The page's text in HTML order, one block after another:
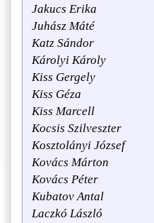
Jakucs Erika
Juhász Máté
Katz Sándor
Károlyi Károly
Kiss Gergely
Kiss Géza
Kiss Marcell
Kocsis Szilveszter
Kosztolányi József
Kovács Márton
Kovács Péter
Kubatov Antal
Laczkó László